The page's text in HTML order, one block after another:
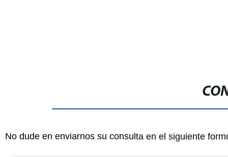
No dude en enviarnos su consulta en el siguiente